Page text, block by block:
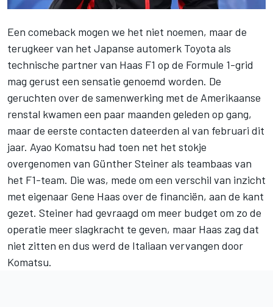
Een comeback mogen we het niet noemen, maar de
terugkeer van het Japanse automerk Toyota als
technische partner van Haas F1 op de Formule 1-grid
mag gerust een sensatie genoemd worden. De
geruchten over de samenwerking met de Amerikaanse
renstal kwamen een paar maanden geleden op gang,
maar de eerste contacten dateerden al van februari dit
jaar. Ayao Komatsu had toen net het stokje
overgenomen van Günther Steiner als teambaas van
het F1-team. Die was, mede om een verschil van inzicht
met eigenaar Gene Haas over de financiën, aan de kant
gezet. Steiner had gevraagd om meer budget om zo de
operatie meer slagkracht te geven, maar Haas zag dat
niet zitten en dus werd de Italiaan vervangen door
Komatsu.